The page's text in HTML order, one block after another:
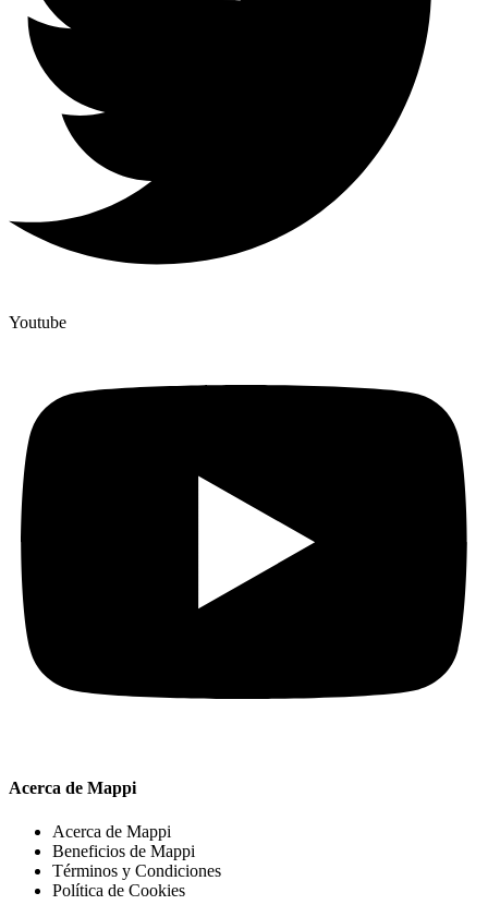
Youtube
Acerca de Mappi
Acerca de Mappi
Beneficios de Mappi
Términos y Condiciones
Política de Cookies